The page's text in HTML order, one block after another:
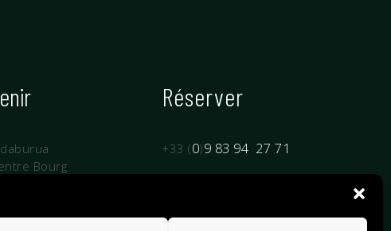
Bourg
Réserver
+33 (0)9 83 94 27 71